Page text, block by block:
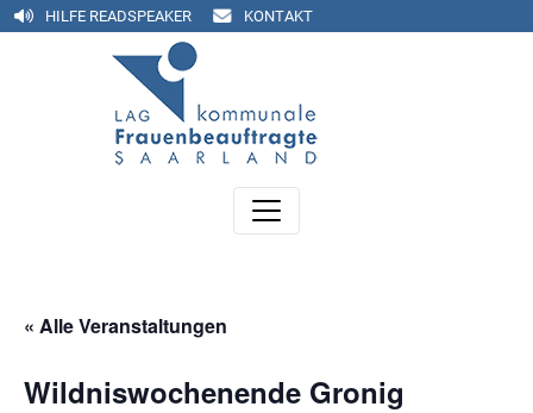
HILFE READSPEAKER KONTAKT
« Alle Veranstaltungen
Wildniswochenende Gronig